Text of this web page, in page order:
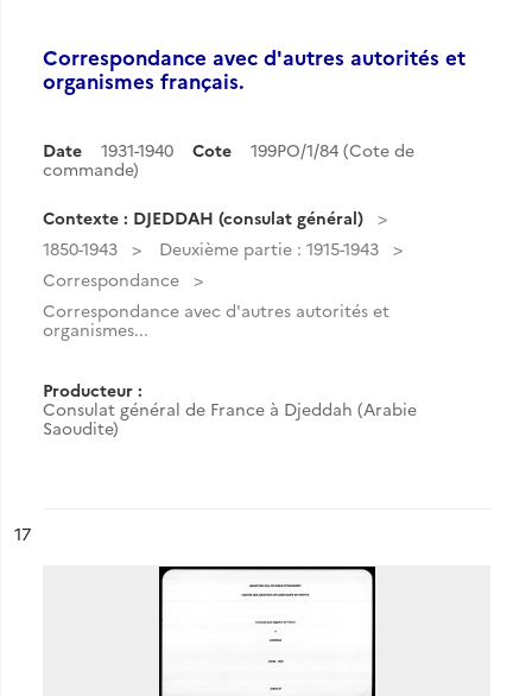
Correspondance avec d'autres autorités et
organismes français.
Date 1931-1940 Cote
199PO/1/84 (Cote de
commande)
Contexte : DJEDDAH (consulat général)
1850-1943
Deuxième partie : 1915-1943
Correspondance
Correspondance avec d'autres autorités et
organismes...
Producteur :
Consulat général de France à Djeddah (Arabie
Saoudite)
n°
17